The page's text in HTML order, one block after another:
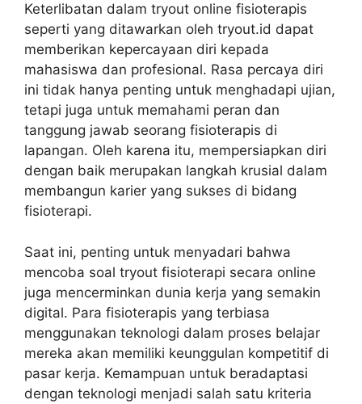
Keterlibatan dalam tryout online fisioterapis
seperti yang ditawarkan oleh tryout.id dapat
memberikan kepercayaan diri kepada
mahasiswa dan profesional. Rasa percaya diri
ini tidak hanya penting untuk menghadapi ujian,
tetapi juga untuk memahami peran dan
tanggung jawab seorang fisioterapis di
lapangan. Oleh karena itu, mempersiapkan diri
dengan baik merupakan langkah krusial dalam
membangun karier yang sukses di bidang
fisioterapi.
Saat ini, penting untuk menyadari bahwa
mencoba soal tryout fisioterapi secara online
juga mencerminkan dunia kerja yang semakin
digital. Para fisioterapis yang terbiasa
menggunakan teknologi dalam proses belajar
mereka akan memiliki keunggulan kompetitif di
pasar kerja. Kemampuan untuk beradaptasi
dengan teknologi menjadi salah satu kriteria